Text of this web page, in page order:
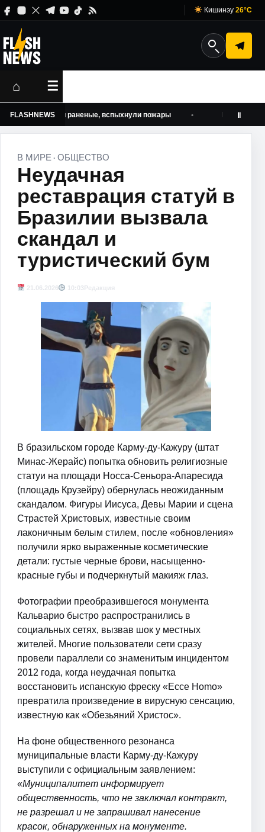
Кишинэу 26°C
⌂ ☰
FLASHNEWS
погибшие и раненые, вспыхнули пожары Кику Ⅱ
В МИРЕ · ОБЩЕСТВО
Неудачная
реставрация статуй в
Бразилии вызвала
скандал и
туристический бум
21.06.2026 10:03Редакция
В бразильском городе Карму-ду-Кажуру (штат
Минас-Жерайс) попытка обновить религиозные
статуи на площади Носса-Сеньора-Апаресида
(площадь Крузейру) обернулась неожиданным
скандалом. Фигуры Иисуса, Девы Марии и сцена
Страстей Христовых, известные своим
лаконичным белым стилем, после «обновления»
получили ярко выраженные косметические
детали: густые черные брови, насыщенно-
красные губы и подчеркнутый макияж глаз.
Фотографии преобразившегося монумента
Кальварио быстро распространились в
социальных сетях, вызвав шок у местных
жителей. Многие пользователи сети сразу
провели параллели со знаменитым инцидентом
2012 года, когда неудачная попытка
восстановить испанскую фреску «Ecce Homo»
превратила произведение в вирусную сенсацию,
известную как «Обезьяний Христос».
На фоне общественного резонанса
муниципальные власти Карму-ду-Кажуру
выступили с официальным заявлением:
«Муниципалитет информирует
общественность, что не заключал контракт,
не разрешал и не запрашивал нанесение
красок, обнаруженных на монументе.